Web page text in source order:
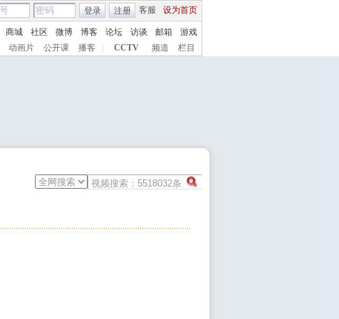
客服 设为首页
登录 注册
商城 社区 微博 博客 论坛 访谈 邮箱
游戏
动画片 公开课 播客 CCTV 频道 栏目